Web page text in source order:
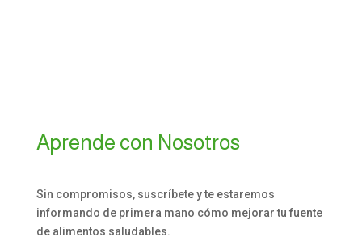
Aprende con Nosotros
Sin compromisos, suscríbete y te estaremos
informando de primera mano cómo mejorar tu fuente
de alimentos saludables.